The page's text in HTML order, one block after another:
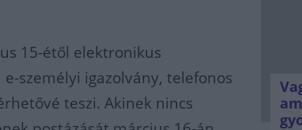
15-étől elektronikus
személyi igazolvány, telefonos
teszi. Akinek nincs